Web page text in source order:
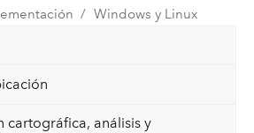
Windows y Linux
cartográfica, análisis y